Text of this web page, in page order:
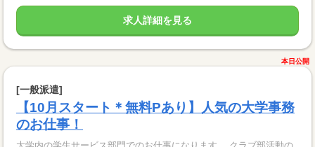
求人詳細を見る
本日公開
[一般派遣]
【10月スタート＊無料Pあり】人気の大学事務
のお仕事！